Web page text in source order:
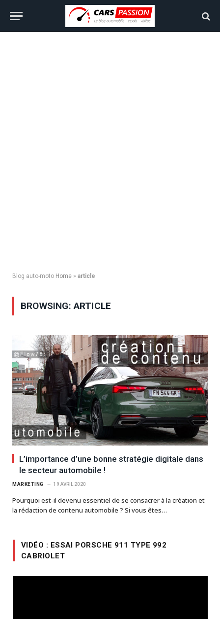
Blog auto-moto Home » article
BROWSING:ARTICLE
L’importance d’une bonne stratégie digitale dans
le secteur automobile !
MARKETING 19 AVRIL 2020
Pourquoi est-il devenu essentiel de se consacrer à la création et
la rédaction de contenu automobile ? Si vous êtes…
VIDÉO : ESSAI PORSCHE 911 TYPE 992
CABRIOLET